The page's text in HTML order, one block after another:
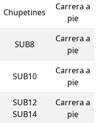
Chupetines
Carrera a
pie
SUB8
Carrera a
pie
SUB10
Carrera a
pie
SUB12
SUB14
Carrera a
pie